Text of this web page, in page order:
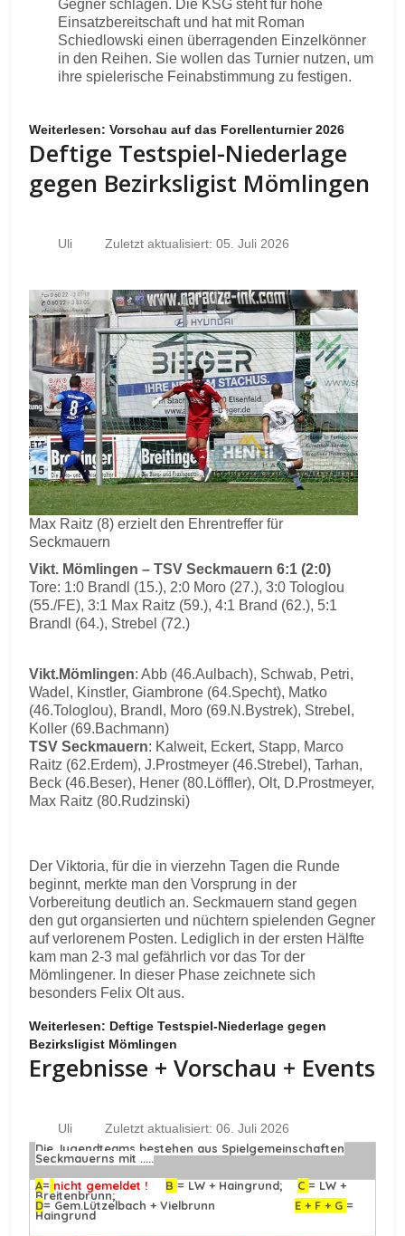
Gegner schlagen. Die KSG steht für hohe
Einsatzbereitschaft und hat mit Roman
Schiedlowski einen überragenden Einzelkönner
in den Reihen. Sie wollen das Turnier nutzen, um
ihre spielerische Feinabstimmung zu festigen.
Weiterlesen: Vorschau auf das Forellenturnier 2026
Deftige Testspiel-Niederlage
gegen Bezirksligist Mömlingen
Uli Zuletzt aktualisiert: 05. Juli 2026
Max Raitz (8) erzielt den Ehrentreffer für
Seckmauern
Vikt. Mömlingen – TSV Seckmauern 6:1 (2:0)
Tore: 1:0 Brandl (15.), 2:0 Moro (27.), 3:0 Tologlou
(55./FE), 3:1 Max Raitz (59.), 4:1 Brand (62.), 5:1
Brandl (64.), Strebel (72.)
Vikt.Mömlingen: Abb (46.Aulbach), Schwab, Petri,
Wadel, Kinstler, Giambrone (64.Specht), Matko
(46.Tologlou), Brandl, Moro (69.N.Bystrek), Strebel,
Koller (69.Bachmann)
TSV Seckmauern: Kalweit, Eckert, Stapp, Marco
Raitz (62.Erdem), J.Prostmeyer (46.Strebel), Tarhan,
Beck (46.Beser), Hener (80.Löffler), Olt, D.Prostmeyer,
Max Raitz (80.Rudzinski)
Der Viktoria, für die in vierzehn Tagen die Runde
beginnt, merkte man den Vorsprung in der
Vorbereitung deutlich an. Seckmauern stand gegen
den gut organsierten und nüchtern spielenden Gegner
auf verlorenem Posten. Lediglich in der ersten Hälfte
kam man 2-3 mal gefährlich vor das Tor der
Mömlingener. In dieser Phase zeichnete sich
besonders Felix Olt aus.
Weiterlesen: Deftige Testspiel-Niederlage gegen
Bezirksligist Mömlingen
Ergebnisse + Vorschau + Events
Uli
Zuletzt aktualisiert: 06. Juli 2026
Die Jugendteams bestehen aus Spielgemeinschaften
Seckmauerns mit .....
A= nicht gemeldet ! B = LW + Haingrund;C = LW +
Breitenbrunn;
D= Gem.Lützelbach + Vielbrunn E + F + G =
Haingrund